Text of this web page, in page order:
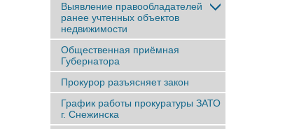
Выявление правообладателей
ранее учтенныx объектов
недвижимости
Общественная приёмная
Губернатора
Прокурор разъясняет закон
График работы прокуратуры ЗАТО
г. Снежинска